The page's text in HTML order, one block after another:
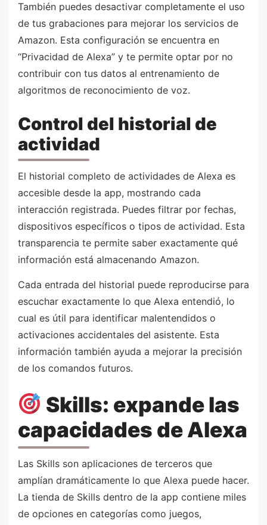
También puedes desactivar completamente el uso
de tus grabaciones para mejorar los servicios de
Amazon. Esta configuración se encuentra en
“Privacidad de Alexa” y te permite optar por no
contribuir con tus datos al entrenamiento de
algoritmos de reconocimiento de voz.
Control del historial de
actividad
El historial completo de actividades de Alexa es
accesible desde la app, mostrando cada
interacción registrada. Puedes filtrar por fechas,
dispositivos específicos o tipos de actividad. Esta
transparencia te permite saber exactamente qué
información está almacenando Amazon.
Cada entrada del historial puede reproducirse para
escuchar exactamente lo que Alexa entendió, lo
cual es útil para identificar malentendidos o
activaciones accidentales del asistente. Esta
información también ayuda a mejorar la precisión
de los comandos futuros.
Skills: expande las
capacidades de Alexa
Las Skills son aplicaciones de terceros que
amplían dramáticamente lo que Alexa puede hacer.
La tienda de Skills dentro de la app contiene miles
de opciones en categorías como juegos,